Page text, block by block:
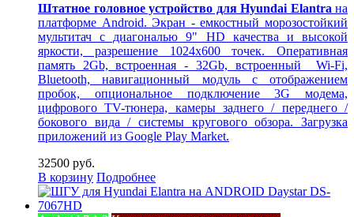
Штатное головное устройство для Hyundai Elantra на
платформе Android. Экран - емкостный морозостойкий
мультитач с диагональю 9" HD качества и высокой
яркости, разрешение 1024х600 точек. Оперативная
память 2Gb, встроенная - 32Gb, встроенный Wi-Fi,
Bluetooth, навигационный модуль с отображением
пробок, опциональное подключение 3G модема,
цифрового TV-тюнера, камеры заднего / переднего /
бокового вида / системы кругового обзора. Загрузка
приложений из Google Play Market.
32500 руб.
В корзину Подробнее